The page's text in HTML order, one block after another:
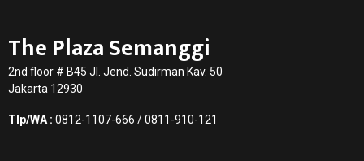
The Plaza Semanggi
2nd floor # B45 Jl. Jend. Sudirman Kav. 50
Jakarta 12930
Tlp/WA : 0812-1107-666 / 0811-910-121